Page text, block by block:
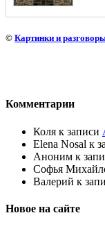
© Картинки и
Комментарии
Коля к записи
Elena Nosal к
Аноним к
Софья
Валерий к
Новое на сайте